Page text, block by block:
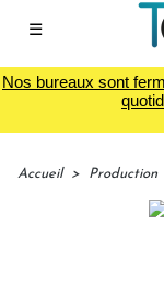
☰
Nos bureaux sont
Accueil > Production